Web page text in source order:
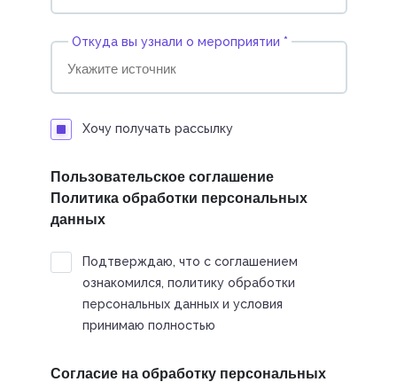
Откуда вы узнали о мероприятии *
Хочу получать рассылку
Пользовательское соглашение
Политика обработки персональных
данных
Подтверждаю, что с соглашением
ознакомился, политику обработки
персональных данных и условия
принимаю полностью
Согласие на обработку персональных